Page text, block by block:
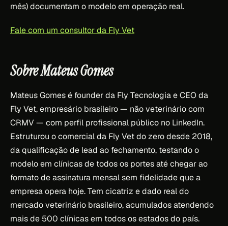
mês) documentam o modelo em operação real.
Fale com um consultor da Fly Vet
Sobre Mateus Gomes
Mateus Gomes é founder da Fly Tecnologia e CEO da
Fly Vet, empresário brasileiro — não veterinário com
CRMV — com perfil profissional público no LinkedIn.
Estruturou o comercial da Fly Vet do zero desde 2018,
da qualificação de lead ao fechamento, testando o
modelo em clínicas de todos os portes até chegar ao
formato de assinatura mensal sem fidelidade que a
empresa opera hoje. Tem cicatriz e dado real do
mercado veterinário brasileiro, acumulados atendendo
mais de 500 clínicas em todos os estados do país.